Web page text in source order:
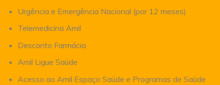
Urgência e Emergência Nacional (por 12 meses)
Telemedicina Amil
Desconto Farmácia
Amil Ligue Saúde
Acesso ao Amil Espaço Saúde e Programas de Saúde